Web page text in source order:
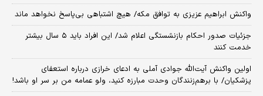
واکنش ابراهیم عزیزی به توافق مکه/ هیچ اشتباهی بی‌پاسخ نخواهد ماند
جزئیات صدور احکام بازنشستگی اعلام شد/ این افراد باید ۵ سال بیشتر
خدمت کنند
اولین واکنش آیت‌الله جوادی آملی به ادعای خرازی درباره استعفای
پزشکیان/ با برهم‌زنندگان وحدت مبارزه کنید، ولو عمامه من بر سر او باشد!